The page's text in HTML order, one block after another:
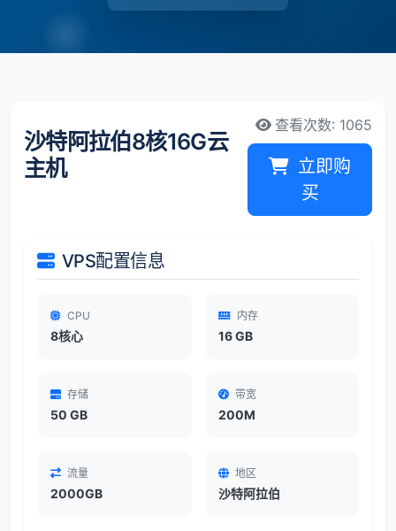
沙特阿拉伯8核16G云
主机
查看次数: 1065
立即购
买
VPS配置信息
CPU
8核心
内存
16 GB
存储
50 GB
带宽
200M
流量
2000GB
地区
沙特阿拉伯